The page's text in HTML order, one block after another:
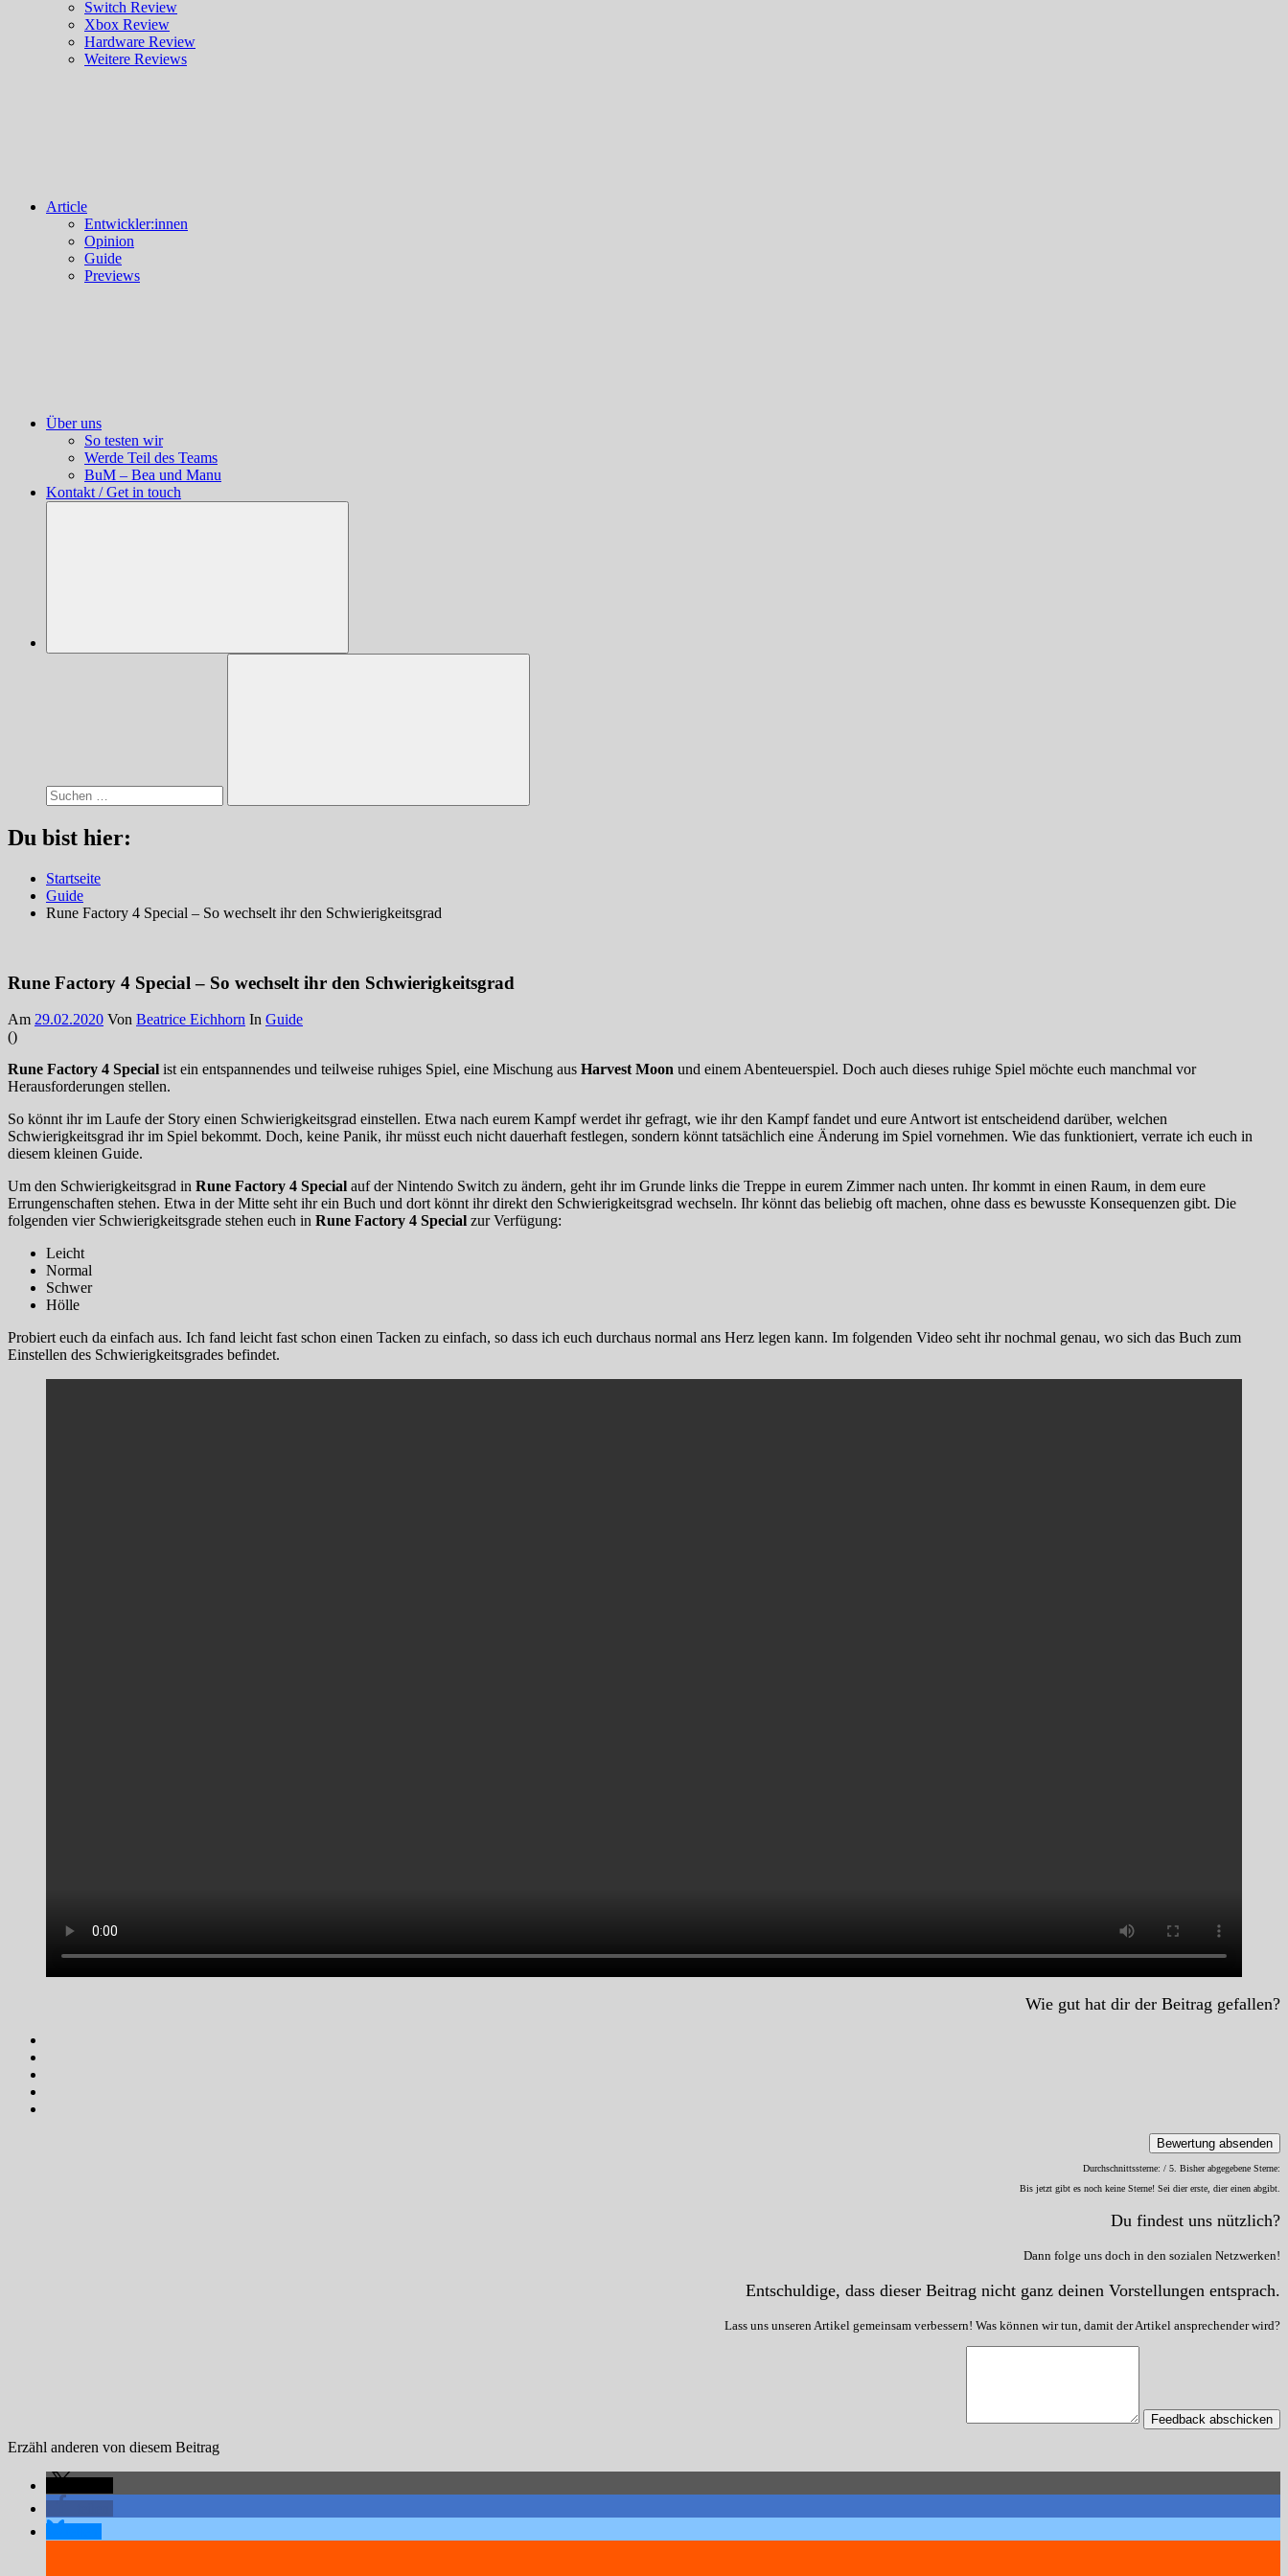
Switch Review
Xbox Review
Hardware Review
Weitere Reviews
Article
Entwickler:innen
Opinion
Guide
Previews
Über uns
So testen wir
Werde Teil des Teams
BuM – Bea und Manu
Kontakt / Get in touch
Suchen
Du bist hier:
Startseite
Guide
Rune Factory 4 Special – So wechselt ihr den Schwierigkeitsgrad
Rune Factory 4 Special – So wechselt ihr den Schwierigkeitsgrad
Am 29.02.2020 Von Beatrice Eichhorn In Guide
()
Rune Factory 4 Special ist ein entspannendes und teilweise ruhiges Spiel, eine Mischung aus Harvest Moon und einem Abenteuerspiel. Doch auch dieses ruhige Spiel möchte euch manchmal vor
Herausforderungen stellen.
So könnt ihr im Laufe der Story einen Schwierigkeitsgrad einstellen. Etwa nach eurem Kampf werdet ihr gefragt, wie ihr den Kampf fandet und eure Antwort ist entscheidend darüber, welchen
Schwierigkeitsgrad ihr im Spiel bekommt. Doch, keine Panik, ihr müsst euch nicht dauerhaft festlegen, sondern könnt tatsächlich eine Änderung im Spiel vornehmen. Wie das funktioniert, verrate ich euch in
diesem kleinen Guide.
Um den Schwierigkeitsgrad in Rune Factory 4 Special auf der Nintendo Switch zu ändern, geht ihr im Grunde links die Treppe in eurem Zimmer nach unten. Ihr kommt in einen Raum, in dem eure
Errungenschaften stehen. Etwa in der Mitte seht ihr ein Buch und dort könnt ihr direkt den Schwierigkeitsgrad wechseln. Ihr könnt das beliebig oft machen, ohne dass es bewusste Konsequenzen gibt. Die
folgenden vier Schwierigkeitsgrade stehen euch in Rune Factory 4 Special zur Verfügung:
Leicht
Normal
Schwer
Hölle
Probiert euch da einfach aus. Ich fand leicht fast schon einen Tacken zu einfach, so dass ich euch durchaus normal ans Herz legen kann. Im folgenden Video seht ihr nochmal genau, wo sich das Buch zum
Einstellen des Schwierigkeitsgrades befindet.
Wie gut hat dir der Beitrag gefallen?
Bewertung absenden
Durchschnittssterne: / 5. Bisher abgegebene Sterne:
Bis jetzt gibt es noch keine Sterne! Sei dier erste, dier einen abgibt.
Du findest uns nützlich?
Dann folge uns doch in den sozialen Netzwerken!
Entschuldige, dass dieser Beitrag nicht ganz deinen Vorstellungen entsprach.
Lass uns unseren Artikel gemeinsam verbessern! Was können wir tun, damit der Artikel ansprechender wird?
Feedback abschicken
Erzähl anderen von diesem Beitrag